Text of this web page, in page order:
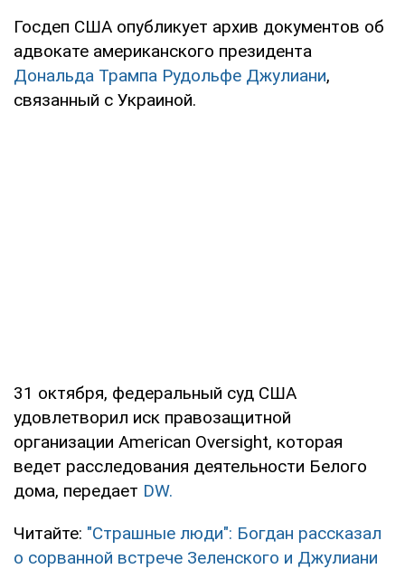
Госдеп США опубликует архив документов об
адвокате американского президента
Дональда Трампа Рудольфе Джулиани,
связанный с Украиной.
31 октября, федеральный суд США
удовлетворил иск правозащитной
организации American Oversight, которая
ведет расследования деятельности Белого
дома, передает DW.
Читайте: "Страшные люди": Богдан рассказал
о сорванной встрече Зеленского и Джулиани